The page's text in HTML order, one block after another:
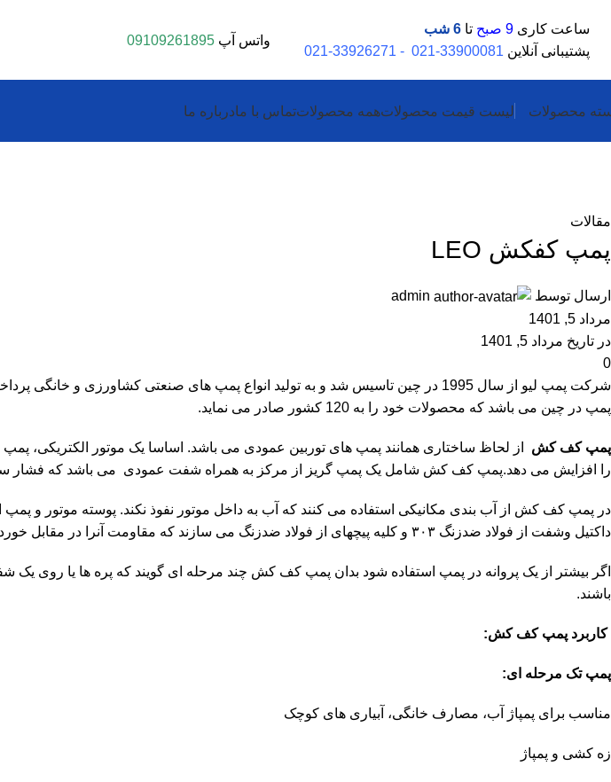
ساعت کاری 9 صبح تا 6 شب
پشتیبانی آنلاین 33900081-021
-
33926271-021
واتس آپ 09109261895
محصولات لیست قیمت محصولاتهمه محصولاتتماس با مادرباره ما
مقالات
پمپ کفکش LEO
ارسال توسط
admin
مرداد 5, 1401
در تاریخ مرداد 5, 1401
0
شرکت پمپ لیو از سال 1995 در چین تاسیس شد و به تولید انواع پمپ های صنعتی کشاورزی و
پمپ در چین می باشد که محصولات خود را به 120 کشور صادر می نماید.
پمپ کف کش از لحاظ ساختاری همانند پمپ های توربین عمودی می باشد. اساسا یک موتور الکتریکی،
را افزایش می دهد.پمپ کف کش شامل یک پمپ گریز از مرکز به همراه شفت عمودی می باشد که فشار
در پمپ کف کش از آب بندی مکانیکی استفاده می کنند که آب به داخل موتور نفوذ نکند. پوسته موتور و پمپ
داکتیل وشفت از فولاد ضدزنگ ۳۰۳ و کلیه پیچهای از فولاد ضدزنگ می سازند که مقاومت آنرا در مقابل خوردگی چندین برابر افزایش میدهد.
اگر بیشتر از یک پروانه در پمپ استفاده شود بدان پمپ کف کش چند مرحله ای گویند که پره ها یا روی یک
باشند.
کاربرد پمپ کف کش:
پمپ تک مرحله ای:
مناسب برای پمپاژ آب، مصارف خانگی، آبیاری های کوچک
زه کشی و پمپاژ